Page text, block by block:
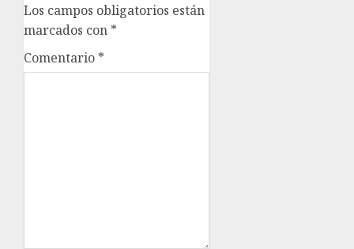
Los campos obligatorios están
marcados con *
Comentario *